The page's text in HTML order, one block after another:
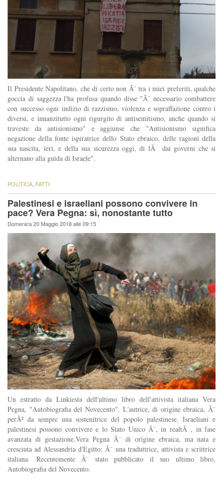
Il Presidente Napolitano, che di certo non Ã¨ tra i miei preferiti, qualche
goccia di saggezza l'ha profusa quando disse "Ãˆ necessario combattere
con successo ogni indizio di razzismo, violenza e sopraffazione contro i
diversi, e innanzitutto ogni rigurgito di antisemitismo, anche quando si
traveste da antisionismo" e aggiunse che "Antisionismo significa
negazione della fonte ispiratrice dello Stato ebraico, delle ragioni della
sua nascita, ieri, e della sua sicurezza oggi, di lÃ dai governi che si
alternano alla guida di Israele".
POLITICA FATTI
Palestinesi e israeliani possono convivere in
pace? Vera Pegna: sì, nonostante tutto
Domenica 20 Maggio 2018 alle 09:15
Un estratto da Linkiesta dell'ultimo libro dell'attivista italiana Vera
Pegna, "Autobiografia del Novecento". L'autrice, di origine ebraica, Ã¨
perÃ² da sempre una sostenitrice del popolo palestinese. Israeliani e
palestinesi possono convivere e lo Stato Unico Ã¨, in realtÃ , in fase
avanzata di gestazione.Vera Pegna Ã¨ di origine ebraica, ma nata e
cresciuta ad Alessandria d'Egitto; Ã¨ una traduttrice, attivista e scrittrice
italiana. Recentemente Ã¨ stato pubblicato il suo ultimo libro,
Autobiografia del Novecento.